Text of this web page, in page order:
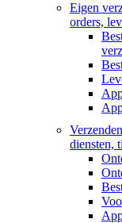
Eigen
orders,
diensten,